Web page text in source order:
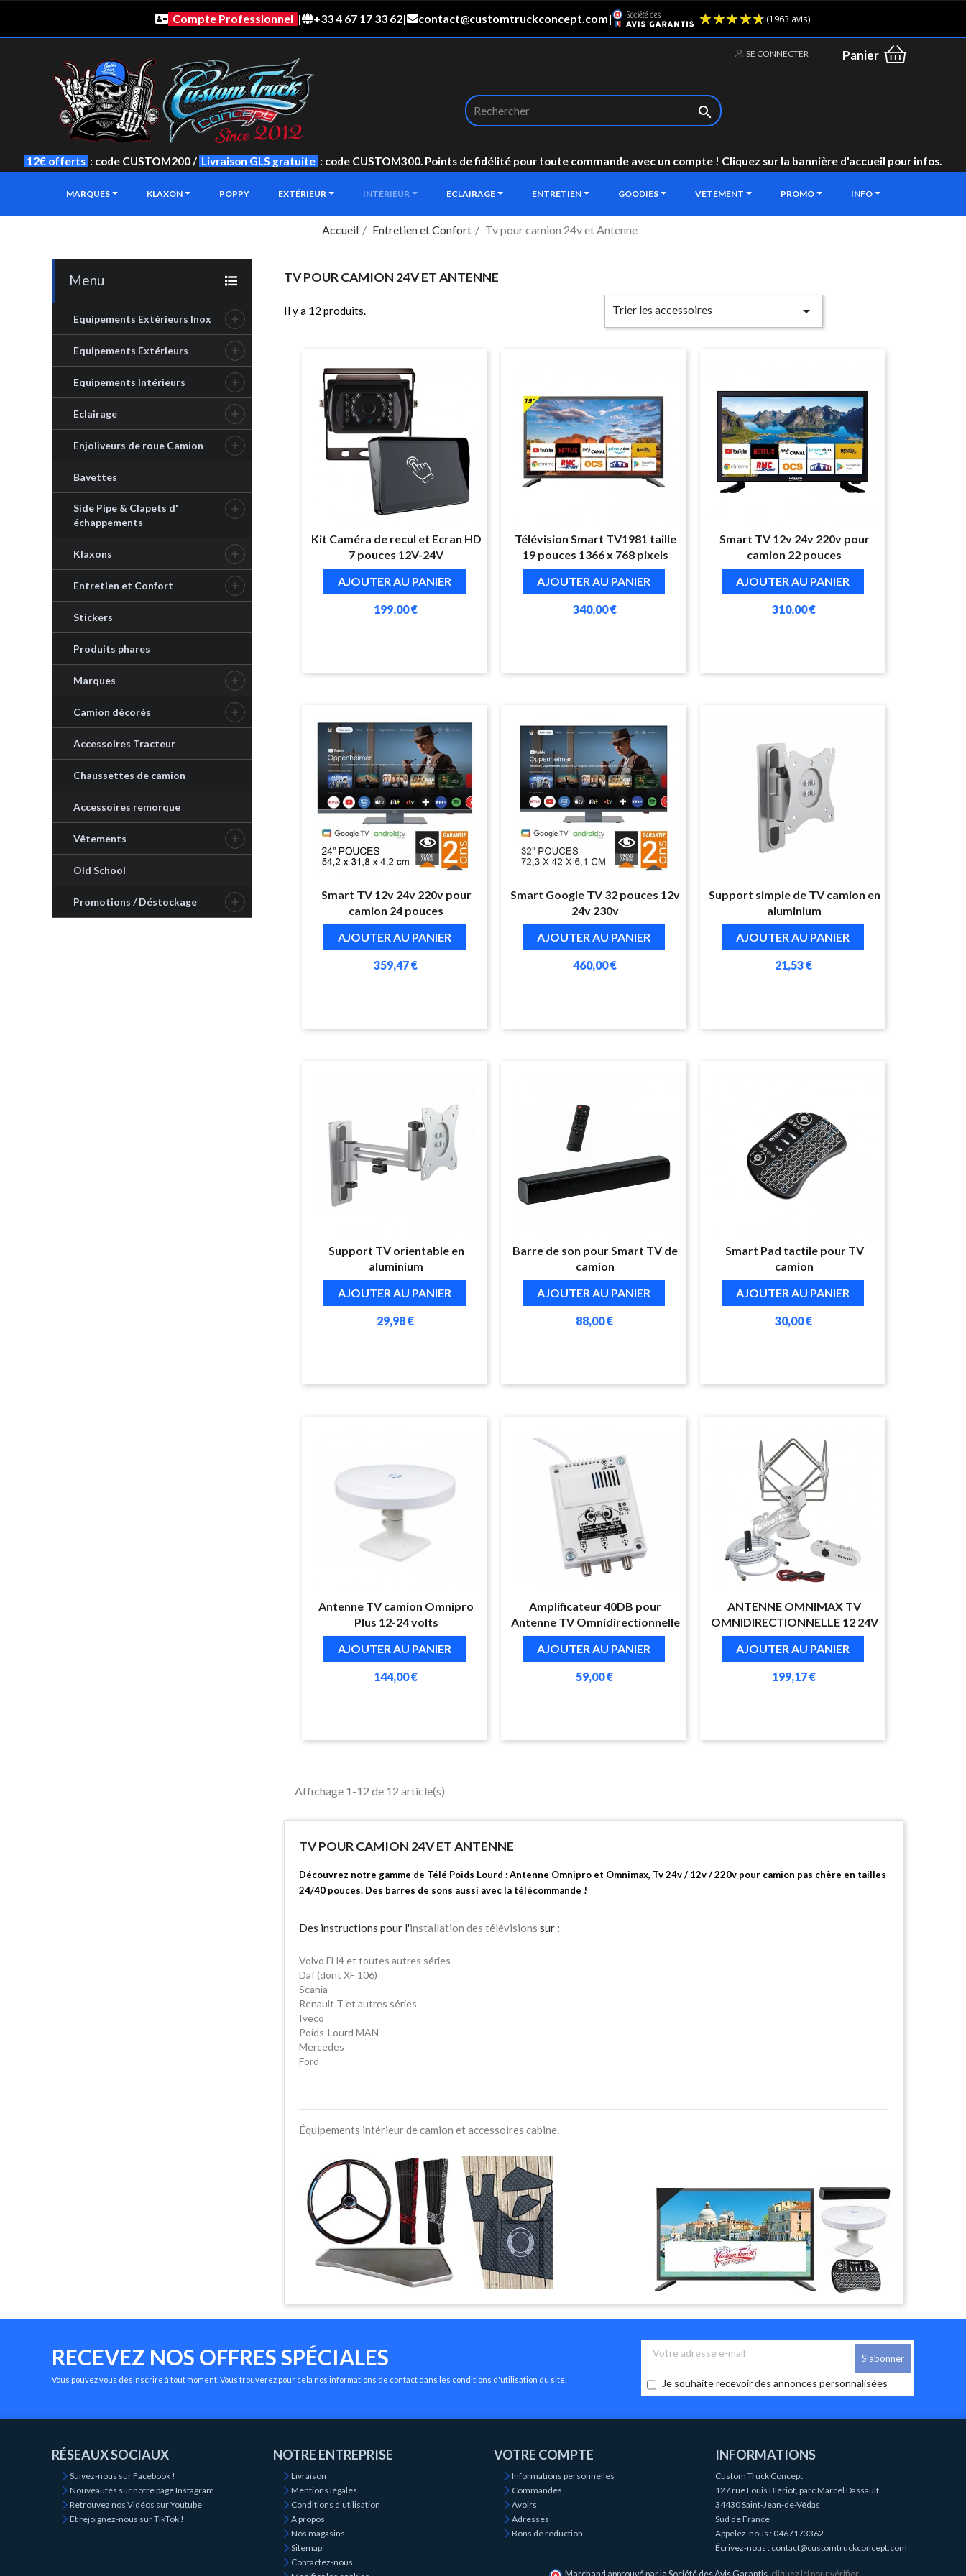
Compte Professionnel | +33 4 67 17 33 62| contact@customtruckconcept.com|
SE CONNECTER Panier

12€ offerts : code CUSTOM200 / Livraison GLS gratuite : code CUSTOM300. Points de fidélité pour toute commande avec un compte ! Cliquez sur la bannière d'accueil pour infos.
MARQUES KLAXON POPPY EXTÉRIEUR INTÉRIEUR ECLAIRAGE ENTRETIEN GOODIES VÊTEMENT PROMO INFO
Accueil Entretien et Confort Tv pour camion 24v et Antenne
Menu
Equipements Extérieurs Inox 
Equipements Extérieurs 
Equipements Intérieurs 
Eclairage 
Enjoliveurs de roue Camion 
Bavettes
Side Pipe & Clapets d'
échappements

Klaxons 
Entretien et Confort 
Stickers
Produits phares
Marques 
Camion décorés 
Accessoires Tracteur
Chaussettes de camion
Accessoires remorque
Vêtements 
Old School
Promotions / Déstockage 
TV POUR CAMION 24V ET ANTENNE
Il y a 12 produits. Trier les accessoires 
Kit Caméra de recul et Ecran HD
7 pouces 12V-24V
AJOUTER AU PANIER
199,00 €
Télévision Smart TV1981 taille
19 pouces 1366 x 768 pixels
AJOUTER AU PANIER
340,00 €
Smart TV 12v 24v 220v pour
camion 22 pouces
AJOUTER AU PANIER
310,00 €
Smart TV 12v 24v 220v pour
camion 24 pouces
AJOUTER AU PANIER
359,47 €
Smart Google TV 32 pouces 12v
24v 230v
AJOUTER AU PANIER
460,00 €
Support simple de TV camion en
aluminium
AJOUTER AU PANIER
21,53 €
Support TV orientable en
aluminium
AJOUTER AU PANIER
29,98 €
Barre de son pour Smart TV de
camion
AJOUTER AU PANIER
88,00 €
Smart Pad tactile pour TV
camion
AJOUTER AU PANIER
30,00 €
Antenne TV camion Omnipro
Plus 12-24 volts
AJOUTER AU PANIER
144,00 €
Amplificateur 40DB pour
Antenne TV Omnidirectionnelle
AJOUTER AU PANIER
59,00 €
ANTENNE OMNIMAX TV
OMNIDIRECTIONNELLE 12 24V
AJOUTER AU PANIER
199,17 €
Affichage 1-12 de 12 article(s)
TV POUR CAMION 24V ET ANTENNE
Découvrez notre gamme de Télé Poids Lourd : Antenne Omnipro et Omnimax, Tv 24v / 12v / 220v pour camion pas chère en tailles
24/40 pouces. Des barres de sons aussi avec la télécommande !
Des instructions pour l'installation des télévisions sur :
Volvo FH4 et toutes autres séries
Daf (dont XF 106)
Scania
Renault T et autres séries
Iveco
Poids-Lourd MAN
Mercedes
Ford
Équipements intérieur de camion et accessoires cabine.
RECEVEZ NOS OFFRES SPÉCIALES
Vous pouvez vous désinscrire à tout moment. Vous trouverez pour cela nos informations de contact dans les conditions d'utilisation du site. Je souhaite recevoir des annonces personnalisées
RÉSEAUX SOCIAUX
Suivez-nous sur Facebook !
Nouveautés sur notre page Instagram
Retrouvez nos Vidéos sur Youtube
Et rejoignez-nous sur TikTok !
NOTRE ENTREPRISE
Livraison
Mentions légales
Conditions d'utilisation
A propos
Nos magasins
Sitemap
Contactez-nous
VOTRE COMPTE
Informations personnelles
Commandes
Avoirs
Adresses
Bons de réduction
INFORMATIONS
Custom Truck Concept
127 rue Louis Blériot, parc Marcel Dassault
34430 Saint-Jean-de-Védas
Sud de France
Appelez-nous : 0467173362
Écrivez-nous : contact@customtruckconcept.com